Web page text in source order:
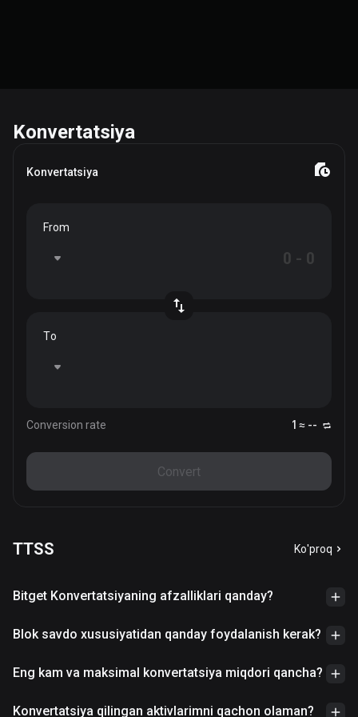
Konvertatsiya
Konvertatsiya
From
To
Conversion rate 1 ≈ --
Convert
TTSS Ko'proq
Bitget Konvertatsiyaning afzalliklari qanday?
Blok savdo xususiyatidan qanday foydalanish kerak?
Eng kam va maksimal konvertatsiya miqdori qancha?
Konvertatsiya qilingan aktivlarimni qachon olaman?